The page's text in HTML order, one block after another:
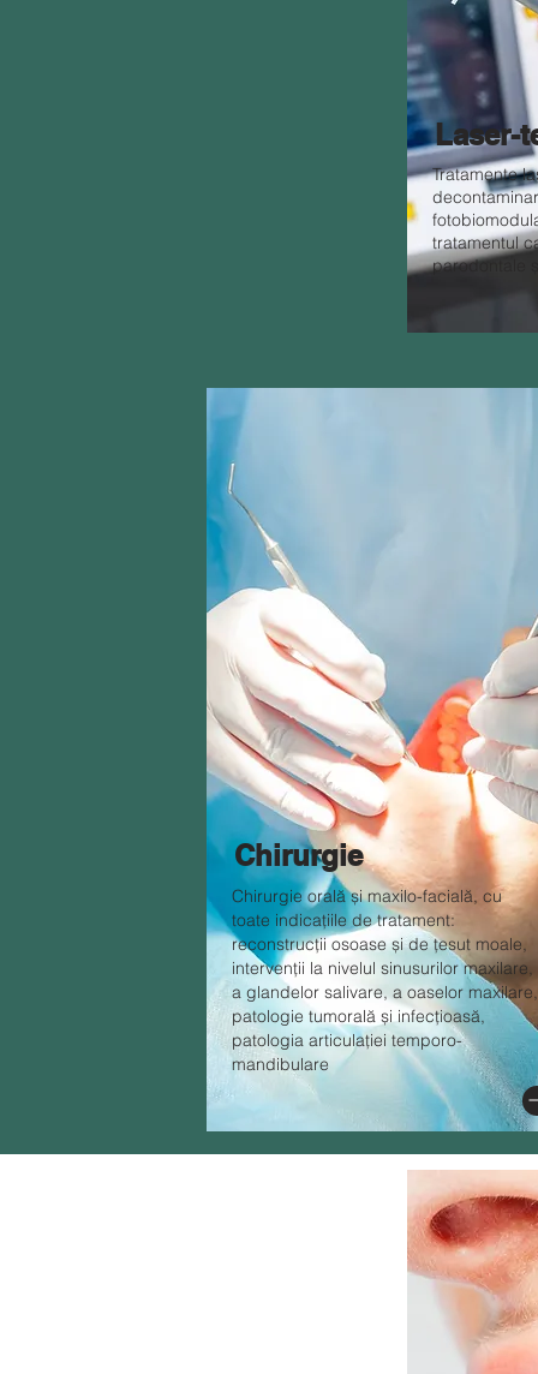
Laser-
Tratamente
tratamentul
parodontale
Chirurgie
Chirurgie orală și maxilo-facială, cu
toate indicațiile de tratament:
reconstrucții osoase și de țesut moale,
intervenții la nivelul sinusurilor maxilare,
a glandelor salivare, a oaselor maxilare,
patologie tumorală și infecțioasă,
patologia articulației temporo-
mandibulare